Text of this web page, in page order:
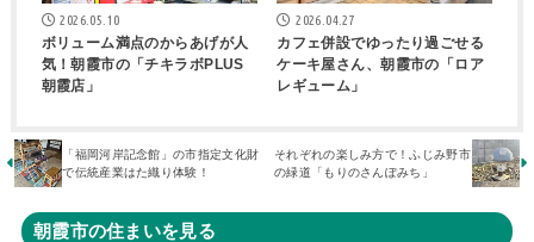
2026.05.10
ボリューム満点のからあげが人
気！朝霞市の「チキラボPLUS
朝霞店」
2026.04.27
カフェ併設でゆったり過ごせる
ケーキ屋さん、朝霞市の「ロア
レギューム」
「福岡河岸記念館」の市指定文化財
で伝統産業はた織り体験！
それぞれの楽しみ方で！ふじみ野市
の緑道「もりのさんぽみち」
朝霞市の住まいを見る